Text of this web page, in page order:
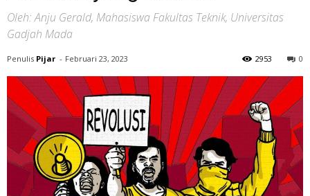
Oleh: Anju Gerald, Mahasiswa Fakultas Teknik, Universitas
Gadjah Mada
Penulis Pijar - Februari 23, 2023 0
2953